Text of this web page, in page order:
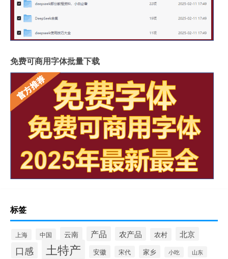
免费可商用字体批量下载
标签
上海 中国 云南 产品 农产品 农村 北京
口感 土特产 安徽 宋代 家乡 小吃 山东